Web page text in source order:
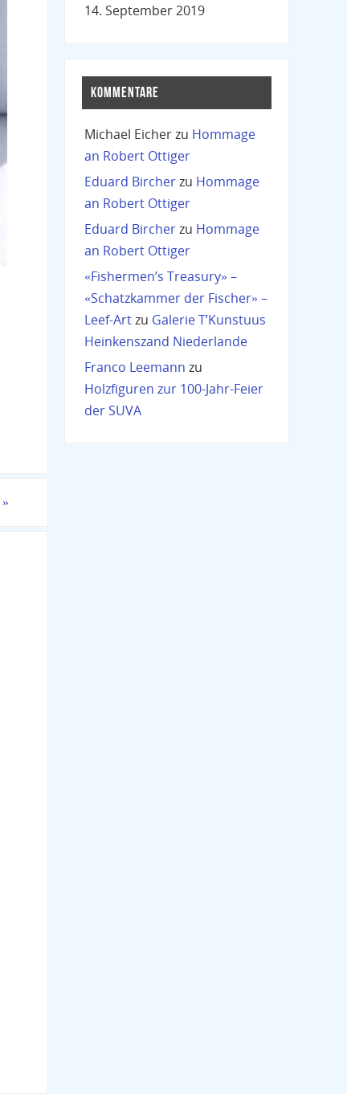
»
14. September 2019
KOMMENTARE
Michael Eicherzu Hommage
an Robert Ottiger
Eduard Bircherzu Hommage
an Robert Ottiger
Eduard Bircherzu Hommage
an Robert Ottiger
«Fishermen’s Treasury» –
«Schatzkammer der Fischer» –
Leef-Artzu Galerie T’Kunstuus
Heinkenszand Niederlande
Franco Leemann zu
Holzfiguren zur 100-Jahr-Feier
der SUVA